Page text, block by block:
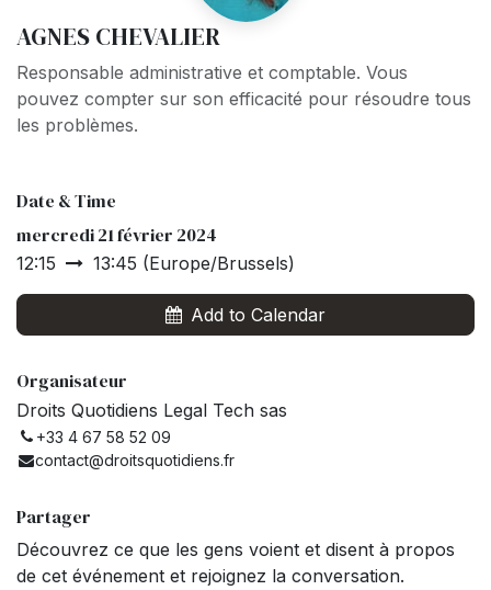
AGNES CHEVALIER
Responsable administrative et comptable. Vous
pouvez compter sur son efficacité pour résoudre tous
les problèmes.
Date & Time
mercredi 21 février 2024
12:15 13:45 (Europe/Brussels)
Add to Calendar
Organisateur
Droits Quotidiens Legal Tech sas
+33 4 67 58 52 09
contact@droitsquotidiens.fr
Partager
Découvrez ce que les gens voient et disent à propos
de cet événement et rejoignez la conversation.